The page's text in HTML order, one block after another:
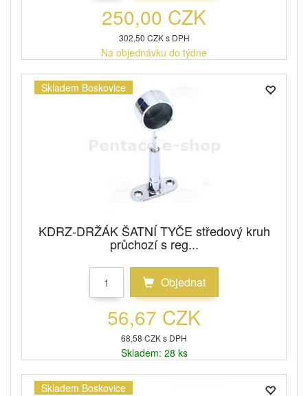
250,00 CZK
302,50 CZK s DPH
Na objednávku do týdne
Skladem Boskovice
KDRZ-DRŽÁK ŠATNÍ TYČE středový kruh
průchozí s reg...
Objednat
56,67 CZK
68,58 CZK s DPH
Skladem: 28 ks
Skladem Boskovice